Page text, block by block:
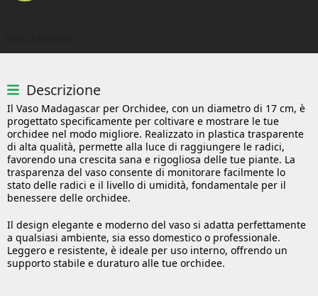
Descrizione
Il Vaso Madagascar per Orchidee, con un diametro di 17 cm, è
progettato specificamente per coltivare e mostrare le tue
orchidee nel modo migliore. Realizzato in plastica trasparente
di alta qualità, permette alla luce di raggiungere le radici,
favorendo una crescita sana e rigogliosa delle tue piante. La
trasparenza del vaso consente di monitorare facilmente lo
stato delle radici e il livello di umidità, fondamentale per il
benessere delle orchidee.
Il design elegante e moderno del vaso si adatta perfettamente
a qualsiasi ambiente, sia esso domestico o professionale.
Leggero e resistente, è ideale per uso interno, offrendo un
supporto stabile e duraturo alle tue orchidee.